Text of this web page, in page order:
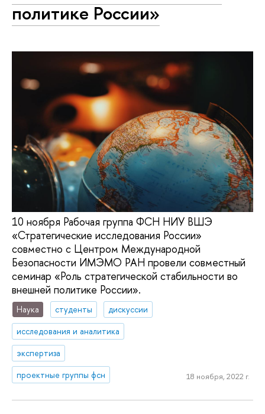
политике России»
10 ноября Рабочая группа ФСН НИУ ВШЭ
«Стратегические исследования России»
совместно с Центром Международной
Безопасности ИМЭМО РАН провели совместный
семинар «Роль стратегической стабильности во
внешней политике России».
Наука студенты
дискуссии
исследования и аналитика
экспертиза
проектные группы фсн
18 ноября, 2022 г.